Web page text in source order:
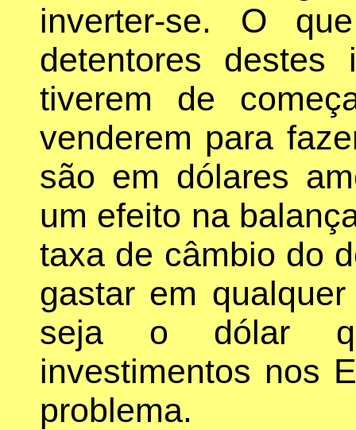
inverter-se. O
detentores destes
tiverem de
venderem para
são em dólares
um efeito na
taxa de câmbio do
gastar em
seja o dólar
investimentos nos
problema.